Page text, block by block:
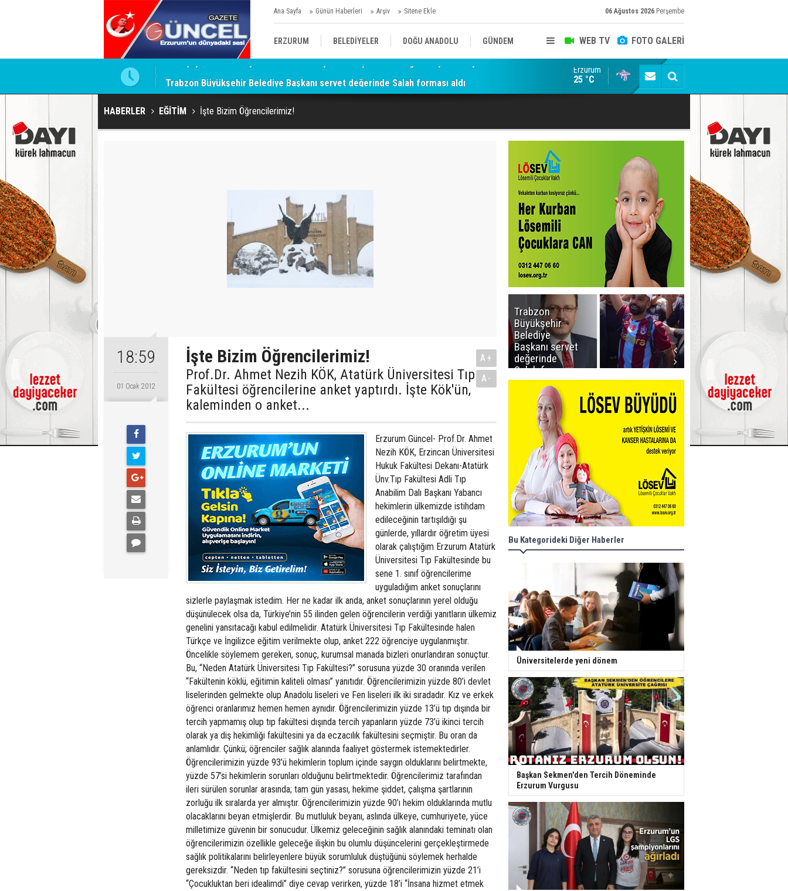
Ana Sayfa Günün Haberleri Arşiv Sitene Ekle 06 Ağustos 2026 Perşembe
WEB TV FOTO GALERİ
ERZURUM BELEDİYELER DOĞU ANADOLU GÜNDEM
KÜLTÜR/SANAT//MAĞAZİN
Trabzon Büyükşehir Belediye Başkanı servet değerinde Salah forması aldı Siyaset-Sermaye Çizgisinde Haklılığın Resmi:
Erzurum
25 °C
HABERLER EĞİTİM İşte Bizim Öğrencilerimiz!
18:59
01 Ocak 2012
İşte Bizim Öğrencilerimiz!
Prof.Dr. Ahmet Nezih KÖK, Atatürk Üniversitesi Tıp
Fakültesi öğrencilerine anket yaptırdı. İşte Kök'ün,
kaleminden o anket...
A+
A-
Erzurum Güncel- Prof.Dr. Ahmet
Nezih KÖK, Erzincan Üniversitesi
Hukuk Fakültesi Dekanı-Atatürk
Ünv.Tıp Fakültesi Adli Tıp
Anabilim Dalı Başkanı Yabancı
hekimlerin ülkemizde istihdam
edileceğinin tartışıldığı şu
günlerde, yıllardır öğretim üyesi
olarak çalıştığım Erzurum Atatürk
Üniversitesi Tıp Fakültesinde bu
sene 1. sınıf öğrencilerime
uyguladığım anket sonuçlarını
sizlerle paylaşmak istedim. Her ne kadar ilk anda, anket sonuçlarının yerel olduğu
düşünülecek olsa da, Türkiye’nin 55 ilinden gelen öğrencilerin verdiği yanıtların ülkemiz
genelini yansıtacağı kabul edilmelidir. Atatürk Üniversitesi Tıp Fakültesinde halen
Türkçe ve İngilizce eğitim verilmekte olup, anket 222 öğrenciye uygulanmıştır.
Öncelikle söylemem gereken, sonuç, kurumsal manada bizleri onurlandıran sonuçtur.
Bu, “Neden Atatürk Üniversitesi Tıp Fakültesi?” sorusuna yüzde 30 oranında verilen
“Fakültenin köklü, eğitimin kaliteli olması” yanıtıdır. Öğrencilerimizin yüzde 80’i devlet
liselerinden gelmekte olup Anadolu liseleri ve Fen liseleri ilk iki sıradadır. Kız ve erkek
öğrenci oranlarımız hemen hemen aynıdır. Öğrencilerimizin yüzde 13’ü tıp dışında bir
tercih yapmamış olup tıp fakültesi dışında tercih yapanların yüzde 73’ü ikinci tercih
olarak ya diş hekimliği fakültesini ya da eczacılık fakültesini seçmiştir. Bu oran da
anlamlıdır. Çünkü; öğrenciler sağlık alanında faaliyet göstermek istemektedirler.
Öğrencilerimizin yüzde 93’ü hekimlerin toplum içinde saygın olduklarını belirtmekte,
yüzde 57’si hekimlerin sorunları olduğunu belirtmektedir. Öğrencilerimiz tarafından
ileri sürülen sorunlar arasında; tam gün yasası, hekime şiddet, çalışma şartlarının
zorluğu ilk sıralarda yer almıştır. Öğrencilerimizin yüzde 90’ı hekim olduklarında mutlu
olacaklarını beyan etmişlerdir. Bu mutluluk beyanı, aslında ülkeye, cumhuriyete, yüce
milletimize güvenin bir sonucudur. Ülkemiz geleceğinin sağlık alanındaki teminatı olan
öğrencilerimizin özellikle geleceğe ilişkin bu olumlu düşüncelerini gerçekleştirmede
sağlık politikalarını belirleyenlere büyük sorumluluk düştüğünü söylemek herhalde
gereksizdir. “Neden tıp fakültesini seçtiniz?” sorusuna öğrencilerimizin yüzde 21’i
“Çocukluktan beri idealimdi” diye cevap verirken, yüzde 18’i “İnsana hizmet etmek
Trabzon
Büyükşehir
Belediye
Başkanı servet
değerinde
Salah forması
aldı
Erzurum'da
Bu Kategorideki Diğer Haberler
Üniversitelerde yeni dönem
Başkan Sekmen'den Tercih Döneminde
Erzurum Vurgusu